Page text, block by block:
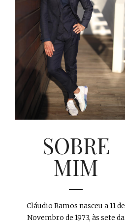
SOBRE
MIM
Cláudio Ramos nasceu a 11 de
Novembro de 1973, às sete da